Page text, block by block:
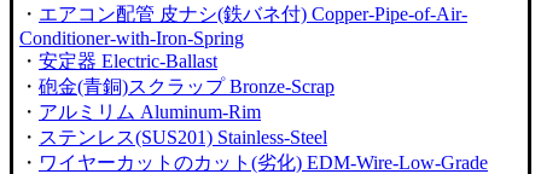
・ エアコン配管 皮ナシ(鉄バネ付) Copper-Pipe-of-Air-
Conditioner-with-Iron-Spring
・ 安定器 Electric-Ballast
・ 砲金(青銅)スクラップ Bronze-Scrap
・ アルミリム Aluminum-Rim
・ ステンレス(SUS201) Stainless-Steel
・ ワイヤーカットのカット(劣化) EDM-Wire-Low-Grade